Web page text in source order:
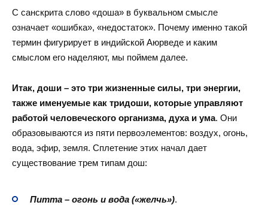
С санскрита слово «доша» в буквальном смысле
означает «ошибка», «недостаток». Почему именно такой
термин фигурирует в индийской Аюрведе и каким
смыслом его наделяют, мы поймем далее.
Итак, доши – это три жизненные силы, три энергии,
также именуемые как тридоши, которые управляют
работой человеческого организма, духа и ума. Они
образовываются из пяти первоэлементов: воздух, огонь,
вода, эфир, земля. Сплетение этих начал дает
существование трем типам дош:
Питта – огонь и вода («желчь»).